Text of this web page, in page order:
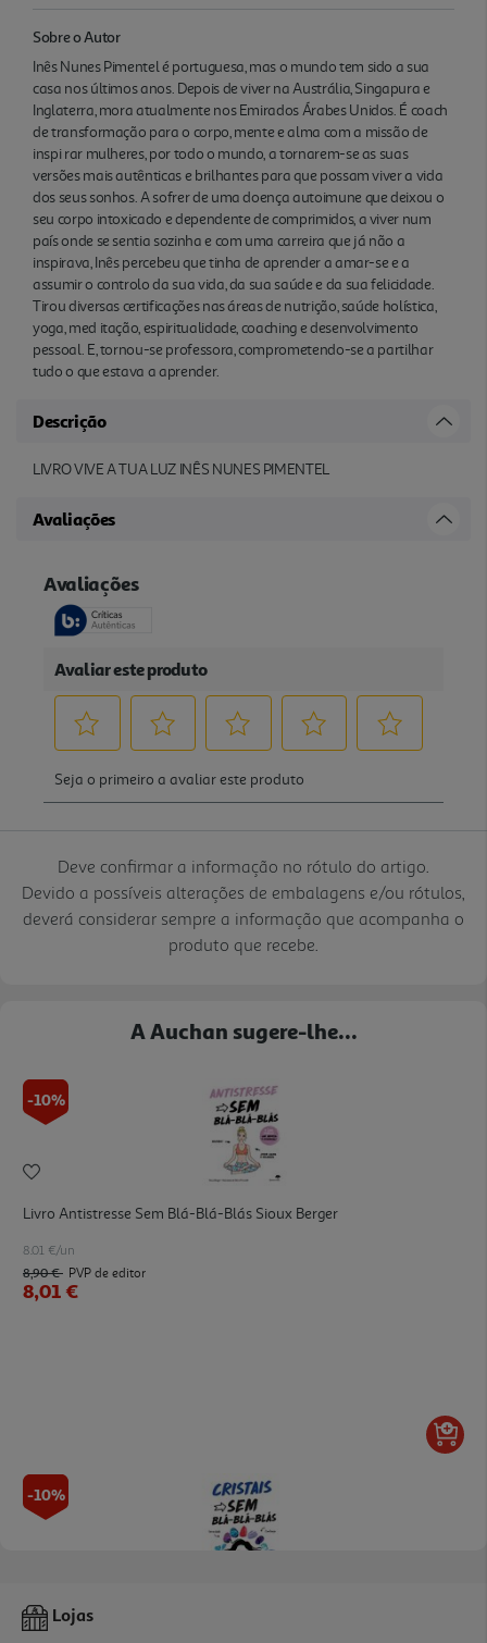
Sobre o Autor
Inês Nunes Pimentel é portuguesa, mas o mundo tem sido a sua
casa nos últimos anos. Depois de viver na Austrália, Singapura e
Inglaterra, mora atualmente nos Emirados Árabes Unidos. É coach
de transformação para o corpo, mente e alma com a missão de
inspi rar mulheres, por todo o mundo, a tornarem-se as suas
versões mais autênticas e brilhantes para que possam viver a vida
dos seus sonhos. A sofrer de uma doença autoimune que deixou o
seu corpo intoxicado e dependente de comprimidos, a viver num
país onde se sentia sozinha e com uma carreira que já não a
inspirava, Inês percebeu que tinha de aprender a amar-se e a
assumir o controlo da sua vida, da sua saúde e da sua felicidade.
Tirou diversas certificações nas áreas de nutrição, saúde holística,
yoga, med itação, espiritualidade, coaching e desenvolvimento
pessoal. E, tornou-se professora, comprometendo-se a partilhar
tudo o que estava a aprender.
Descrição
LIVRO VIVE A TUA LUZ INÊS NUNES PIMENTEL
Avaliações
Deve confirmar a informação no rótulo do artigo.
Devido a possíveis alterações de embalagens e/ou rótulos,
deverá considerar sempre a informação que acompanha o
produto que recebe.
A Auchan sugere-lhe...
-10%
Livro Antistresse Sem Blá-Blá-Blás Sioux Berger
8.01 €/un
8,90 € PVP de editor
8,01 €
-10%
Livro Cristais Sem Blá-Blá-Blás Elodie T.
Lojas